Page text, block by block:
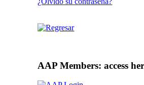
AAP Members: access